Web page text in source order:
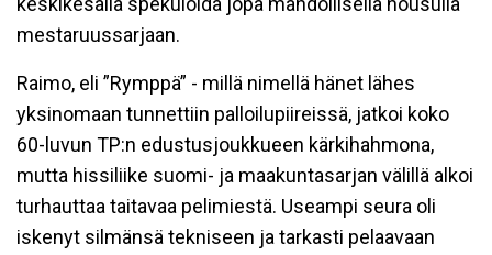
mestaruussarjaan.
Raimo, eli ”Rymppä” - millä nimellä hänet lähes
yksinomaan tunnettiin palloilupiireissä, jatkoi koko
60-luvun TP:n edustusjoukkueen kärkihahmona,
mutta hissiliike suomi- ja maakuntasarjan välillä alkoi
turhauttaa taitavaa pelimiestä. Useampi seura oli
iskenyt silmänsä tekniseen ja tarkasti pelaavaan